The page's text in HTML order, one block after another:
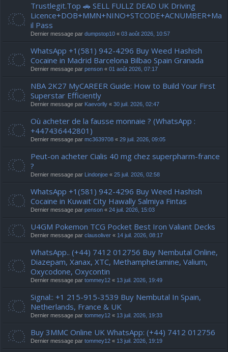
Trustlegit.Top 🚗 SELL FULLZ DEAD UK Driving
Licence+DOB+MMN+NINO+STCODE+ACNUMBER+Ma
il Pass
Dernier message par dumpstop10 « 03 août 2026, 10:57
WhatsApp +1(581) 942-4296 Buy Weed Hashish
Cocaine in Madrid Barcelona Bilbao Spain Granada
Dernier message par penson « 01 août 2026, 07:17
NBA 2K27 MyCAREER Guide: How to Build Your First
Superstar Efficiently
Dernier message par Kaevorlly « 30 juil. 2026, 02:47
Où acheter de la fausse monnaie ? (WhatsApp :
+447436442801)
Dernier message par mc3639708 « 29 juil. 2026, 09:05
Peut-on acheter Cialis 40 mg chez superpharm-france
?
Dernier message par Lindonjoe « 25 juil. 2026, 02:58
WhatsApp +1(581) 942-4296 Buy Weed Hashish
Cocaine in Kuwait City Hawally Salmiya Fintas
Dernier message par penson « 24 juil. 2026, 15:03
U4GM Pokemon TCG Pocket Best Iron Valiant Decks
Dernier message par clausoliver « 14 juil. 2026, 08:17
WhatsApp.. (+44) 7412 012756 Buy Nembutal Online,
Diazepam, Xanax, XTC, Methamphetamine, Valium,
Oxycodone, Oxycontin
Dernier message par tommey12 « 13 juil. 2026, 19:49
Signal:: +1 215-915-3539 Buy Nembutal In Spain,
Netherlands, France & UK
Dernier message par tommey12 « 13 juil. 2026, 19:33
Buy 3MMC Online UK WhatsApp: (+44) 7412 012756
Dernier message par tommey12 « 13 juil. 2026, 19:19